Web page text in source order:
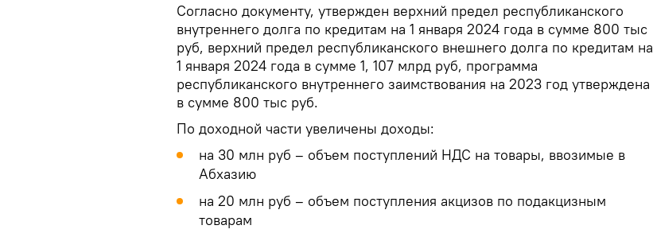
Согласно документу, утвержден верхний предел республиканского
внутреннего долга по кредитам на 1 января 2024 года в сумме 800 тыс
руб, верхний предел республиканского внешнего долга по кредитам на
1 января 2024 года в сумме 1, 107 млрд руб, программа
республиканского внутреннего заимствования на 2023 год утверждена
в сумме 800 тыс руб.
По доходной части увеличены доходы:
на 30 млн руб – объем поступлений НДС на товары, ввозимые в
Абхазию
на 20 млн руб – объем поступления акцизов по подакцизным
товарам